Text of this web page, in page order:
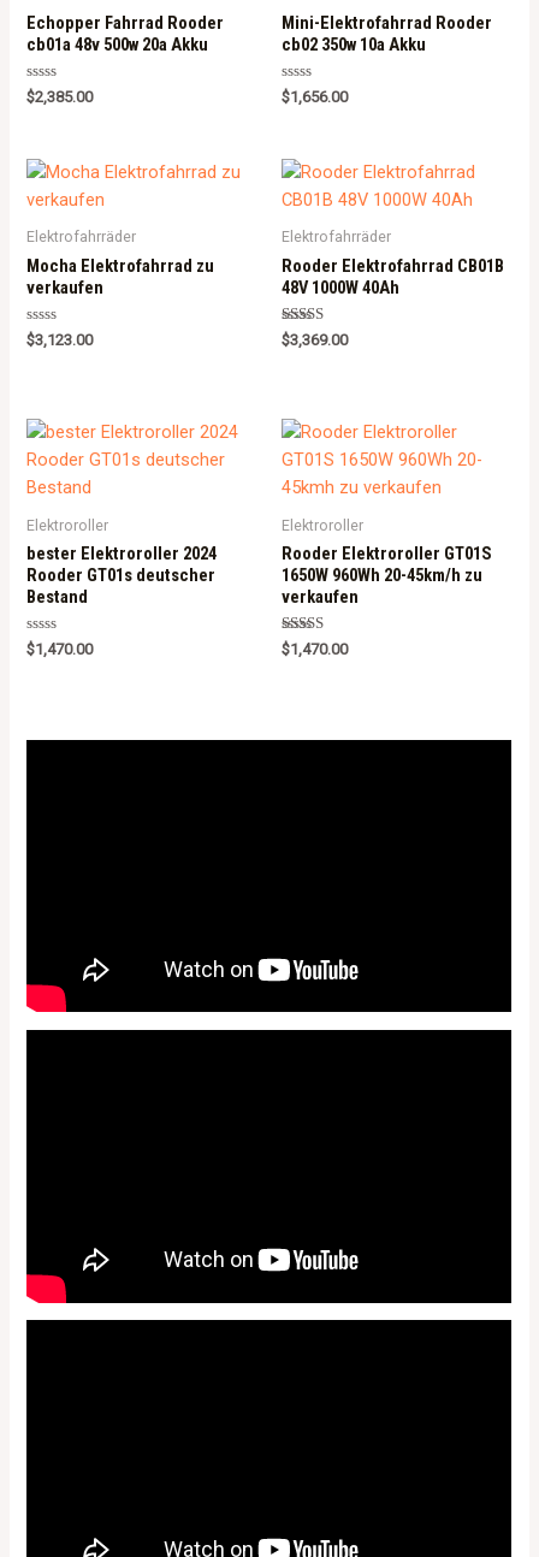
Echopper Fahrrad Rooder
cb01a 48v 500w 20a Akku
R
a
0
o
u
t
f
$2,385.00
Mini-Elektrofahrrad Rooder
cb02 350w 10a Akku
R
a
0
o
u
t
f
$1,656.00
Elektrofahrräder
Mocha Elektrofahrrad zu
verkaufen
R
a
o
u
t
o
f
5
$3,123.00
Elektrofahrräder
Rooder Elektrofahrrad CB01B
48V 1000W 40Ah
Rated
5.00
$3,369.00
Elektroroller
bester Elektroroller 2024
Rooder GT01s deutscher
Bestand
R
a
$1,470.00
Elektroroller
Rooder Elektroroller GT01S
1650W 960Wh 20-45km/h zu
verkaufen
Rated
5.00
$1,470.00